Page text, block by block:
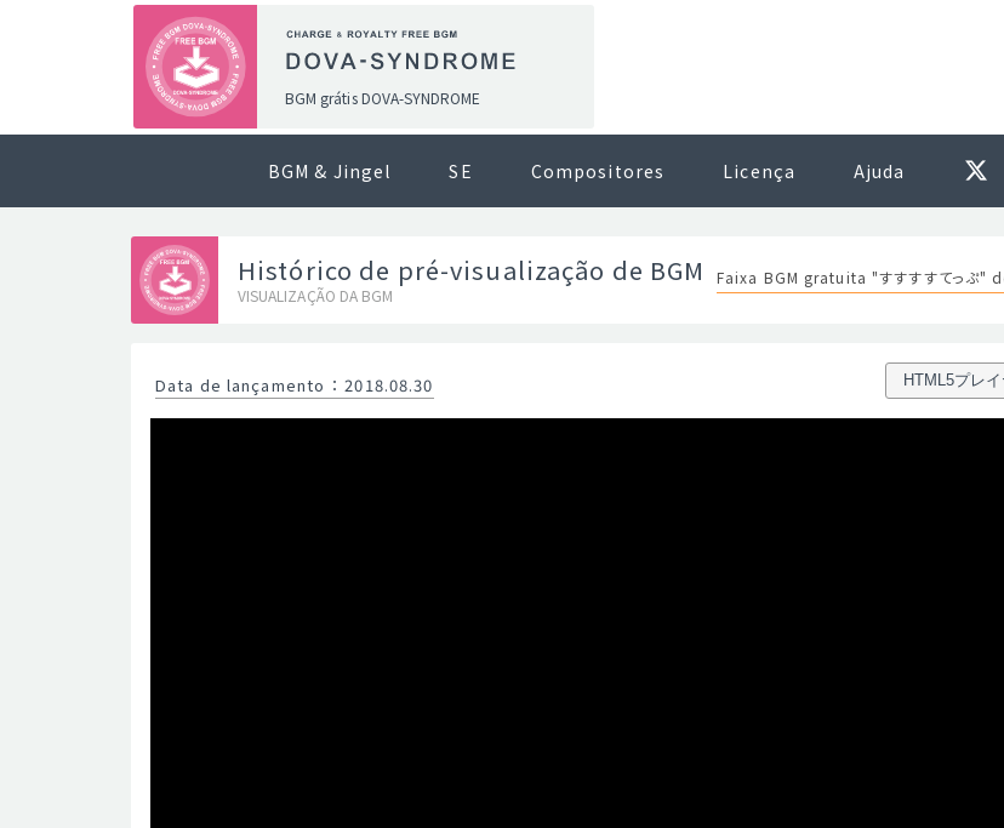
BGM grátis DOVA-SYNDROME
BGM & Jingel SE Compositores Licença Ajuda
Histórico de pré-visualização de BGM
VISUALIZAÇÃO DA BGM
Faixa BGM gratuita "すすすすてっぷ"
Data de lançamento ： 2018.08.30 HTML5プレ